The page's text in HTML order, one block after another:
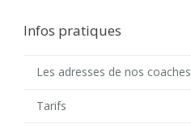
Infos pratiques
Les adresses de nos coaches
Tarifs